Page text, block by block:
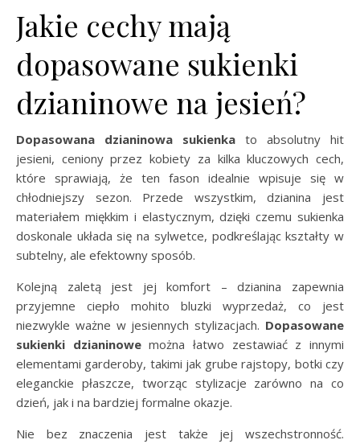
Jakie cechy mają
dopasowane sukienki
dzianinowe na jesień?
Dopasowana dzianinowa sukienka to absolutny hit
jesieni, ceniony przez kobiety za kilka kluczowych cech,
które sprawiają, że ten fason idealnie wpisuje się w
chłodniejszy sezon. Przede wszystkim, dzianina jest
materiałem miękkim i elastycznym, dzięki czemu sukienka
doskonale układa się na sylwetce, podkreślając kształty w
subtelny, ale efektowny sposób.
Kolejną zaletą jest jej komfort – dzianina zapewnia
przyjemne ciepło mohito bluzki wyprzedaż, co jest
niezwykle ważne w jesiennych stylizacjach. Dopasowane
sukienki dzianinowemożna łatwo zestawiać z innymi
elementami garderoby, takimi jak grube rajstopy, botki czy
eleganckie płaszcze, tworząc stylizacje zarówno na co
dzień, jak i na bardziej formalne okazje.
Nie bez znaczenia jest także jej wszechstronność.